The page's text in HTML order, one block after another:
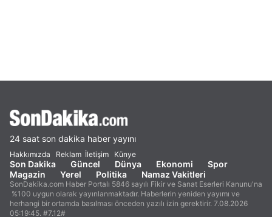
24 saat son dakika haber yayını
Hakkımızda Reklam İletişim Künye
Son Dakika Güncel Dünya Ekonomi
Spor
Magazin
Yerel Politika Namaz Vakitleri
SonDakika.com Haber Portalı 5846 sayılı Fikir ve Sanat Eserleri Kanunu'na
%100 uygun olarak yayınlanmaktadır. Haberlerin yeniden yayımı ve
herhangi bir ortamda basılması önceden yazılı izin gerektirir. 7.08.2026
05:19:45. #7.12#